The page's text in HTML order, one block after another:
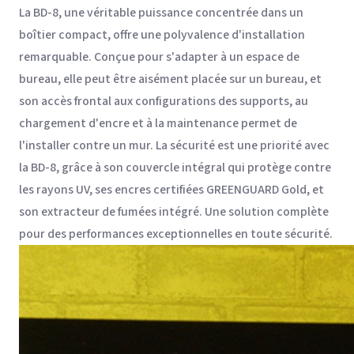
La BD-8, une véritable puissance concentrée dans un
boîtier compact, offre une polyvalence d'installation
remarquable. Conçue pour s'adapter à un espace de
bureau, elle peut être aisément placée sur un bureau, et
son accès frontal aux configurations des supports, au
chargement d'encre et à la maintenance permet de
l'installer contre un mur. La sécurité est une priorité avec
la BD-8, grâce à son couvercle intégral qui protège contre
les rayons UV, ses encres certifiées GREENGUARD Gold, et
son extracteur de fumées intégré. Une solution complète
pour des performances exceptionnelles en toute sécurité.